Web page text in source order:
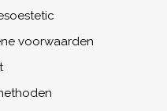
voorwaarden